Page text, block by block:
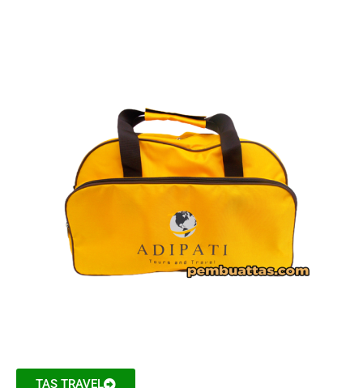
TAS TRAVEL